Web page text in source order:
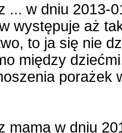
... w dniu 2013-
występuje aż
to ja się nie
między
porażek
mamaw dniu